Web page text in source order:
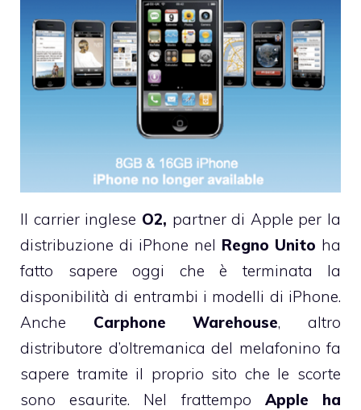
Il carrier inglese O2, partner di Apple per la
distribuzione di iPhone nel Regno Unito ha
fatto sapere oggi che è terminata la
disponibilità di entrambi i modelli di iPhone.
Anche Carphone Warehouse, altro
distributore d’oltremanica del melafonino fa
sapere tramite il proprio sito che le scorte
sono esaurite. Nel frattempo Apple ha